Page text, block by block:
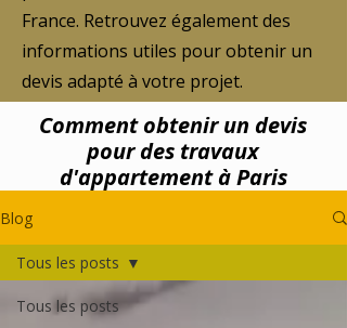
France. Retrouvez également des
informations utiles pour obtenir un
devis adapté à votre projet.
Comment obtenir un devis
pour des travaux
d'appartement à Paris
Blog
Tous les posts
Tous les posts